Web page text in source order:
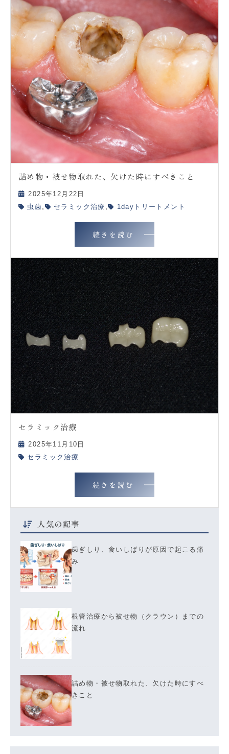
詰め物・被せ物取れた、欠けた時にすべきこと
2025年12月22日
虫歯
セラミック治療 , 1dayトリートメント
続きを読む
セラミック治療
2025年11月10日
セラミック治療
続きを読む
人気の記事
歯ぎしり、食いしばりが原因で起こる痛
み
根管治療から被せ物（クラウン）までの
流れ
詰め物・被せ物取れた、欠けた時にすべ
きこと